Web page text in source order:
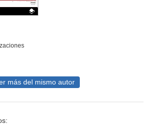
más del mismo autor